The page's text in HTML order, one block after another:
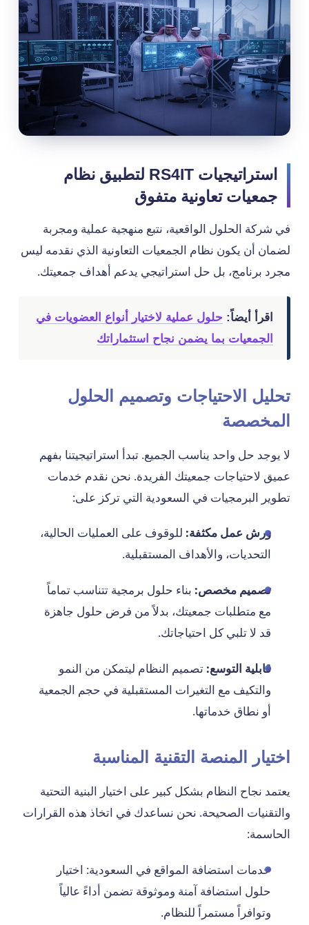
استراتيجيات RS4IT لتطبيق نظام
جمعيات تعاونية متفوق
في شركة الحلول الواقعية، نتبع منهجية عملية ومجربة
لضمان أن يكون نظام الجمعيات التعاونية الذي نقدمه ليس
مجرد برنامج، بل حل استراتيجي يدعم أهداف جمعيتك.
اقرأ أيضاً: حلول عملية لاختيار أنواع العضويات في
الجمعيات بما يضمن نجاح استثماراتك
تحليل الاحتياجات وتصميم الحلول
المخصصة
لا يوجد حل واحد يناسب الجميع. تبدأ استراتيجيتنا بفهم
عميق لاحتياجات جمعيتك الفريدة. نحن نقدم خدمات
تطوير البرمجيات في السعودية التي تركز على:
ورش عمل مكثفة: للوقوف على العمليات الحالية،
التحديات، والأهداف المستقبلية.
تصميم مخصص: بناء حلول برمجية تتناسب تماماً
مع متطلبات جمعيتك، بدلاً من فرض حلول جاهزة
قد لا تلبي كل احتياجاتك.
قابلية التوسع: تصميم النظام ليتمكن من النمو
والتكيف مع التغيرات المستقبلية في حجم الجمعية
أو نطاق خدماتها.
اختيار المنصة التقنية المناسبة
يعتمد نجاح النظام بشكل كبير على اختيار البنية التحتية
والتقنيات الصحيحة. نحن نساعدك في اتخاذ هذه القرارات
الحاسمة:
خدمات استضافة المواقع في السعودية: اختيار
حلول استضافة آمنة وموثوقة تضمن أداءً عالياً
وتوافراً مستمراً للنظام.